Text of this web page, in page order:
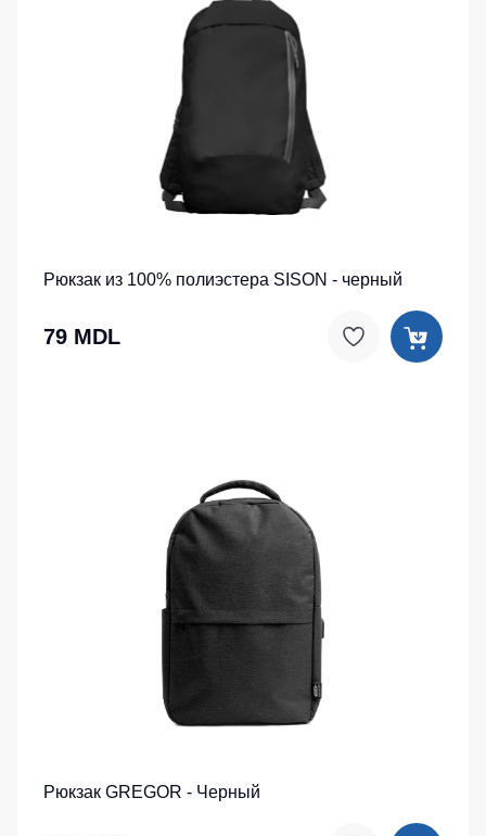
Рюкзак из 100% полиэстера SISON - черный
79 MDL
Рюкзак GREGOR - Черный